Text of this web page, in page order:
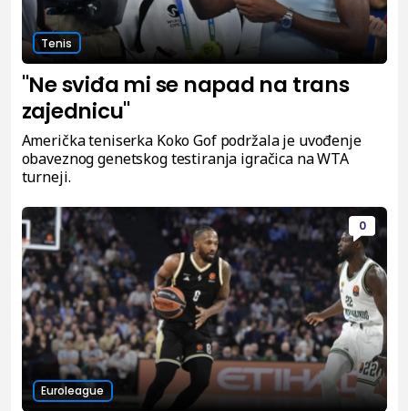
Tenis
"Ne sviđa mi se napad na trans
zajednicu"
Američka teniserka Koko Gof podržala je uvođenje
obaveznog genetskog testiranja igračica na WTA
turneji.
0
Euroleague